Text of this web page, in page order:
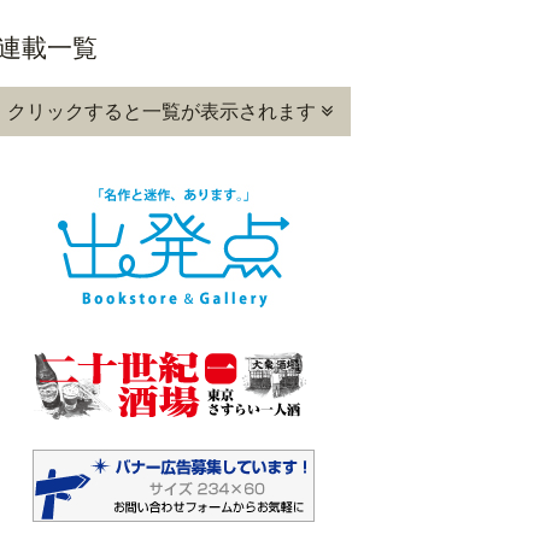
載一覧
クリックすると一覧が表示されます